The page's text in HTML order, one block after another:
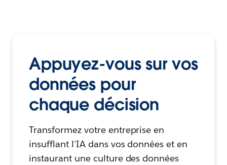
Appuyez-vous sur vos
données pour
chaque décision
Transformez votre entreprise en
insufflant l'IA dans vos données et en
instaurant une culture des données